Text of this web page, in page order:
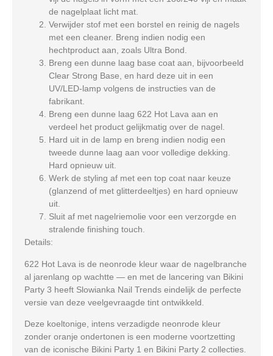
de nagelplaat licht mat.
Verwijder stof met een borstel en reinig de nagels
met een cleaner. Breng indien nodig een
hechtproduct aan, zoals Ultra Bond.
Breng een dunne laag base coat aan, bijvoorbeeld
Clear Strong Base, en hard deze uit in een
UV/LED-lamp volgens de instructies van de
fabrikant.
Breng een dunne laag 622 Hot Lava aan en
verdeel het product gelijkmatig over de nagel.
Hard uit in de lamp en breng indien nodig een
tweede dunne laag aan voor volledige dekking.
Hard opnieuw uit.
Werk de styling af met een top coat naar keuze
(glanzend of met glitterdeeltjes) en hard opnieuw
uit.
Sluit af met nagelriemolie voor een verzorgde en
stralende finishing touch.
Details:
622 Hot Lava is de neonrode kleur waar de nagelbranche
al jarenlang op wachtte — en met de lancering van Bikini
Party 3 heeft Slowianka Nail Trends eindelijk de perfecte
versie van deze veelgevraagde tint ontwikkeld.
Deze koeltonige, intens verzadigde neonrode kleur
zonder oranje ondertonen is een moderne voortzetting
van de iconische Bikini Party 1 en Bikini Party 2 collecties.